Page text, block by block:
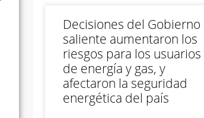
Decisiones del Gobierno
saliente aumentaron los
riesgos para los usuarios
de energía y gas, y
afectaron la seguridad
energética del país